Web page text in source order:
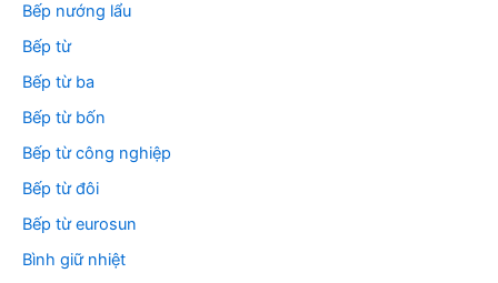
Bếp nướng lẩu
Bếp từ
Bếp từ ba
Bếp từ bốn
Bếp từ công nghiệp
Bếp từ đôi
Bếp từ eurosun
Bình giữ nhiệt